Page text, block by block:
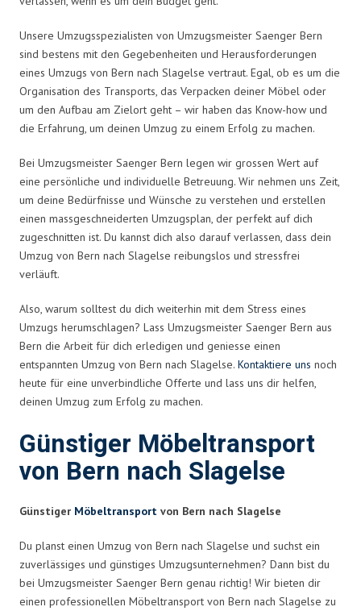
Unsere Umzugsspezialisten von Umzugsmeister Saenger Bern
sind bestens mit den Gegebenheiten und Herausforderungen
eines Umzugs von Bern nach Slagelse vertraut. Egal, ob es um die
Organisation des Transports, das Verpacken deiner Möbel oder
um den Aufbau am Zielort geht – wir haben das Know-how und
die Erfahrung, um deinen Umzug zu einem Erfolg zu machen.
Bei Umzugsmeister Saenger Bern legen wir grossen Wert auf
eine persönliche und individuelle Betreuung. Wir nehmen uns Zeit,
um deine Bedürfnisse und Wünsche zu verstehen und erstellen
einen massgeschneiderten Umzugsplan, der perfekt auf dich
zugeschnitten ist. Du kannst dich also darauf verlassen, dass dein
Umzug von Bern nach Slagelse reibungslos und stressfrei
verläuft.
Also, warum solltest du dich weiterhin mit dem Stress eines
Umzugs herumschlagen? Lass Umzugsmeister Saenger Bern aus
Bern die Arbeit für dich erledigen und geniesse einen
entspannten Umzug von Bern nach Slagelse. Kontaktiere uns noch
heute für eine unverbindliche Offerte und lass uns dir helfen,
deinen Umzug zum Erfolg zu machen.
Günstiger Möbeltransport
von Bern nach Slagelse
Günstiger Möbeltransport von Bern nach Slagelse
Du planst einen Umzug von Bern nach Slagelse und suchst ein
zuverlässiges und günstiges Umzugsunternehmen? Dann bist du
bei Umzugsmeister Saenger Bern genau richtig! Wir bieten dir
einen professionellen Möbeltransport von Bern nach Slagelse zu